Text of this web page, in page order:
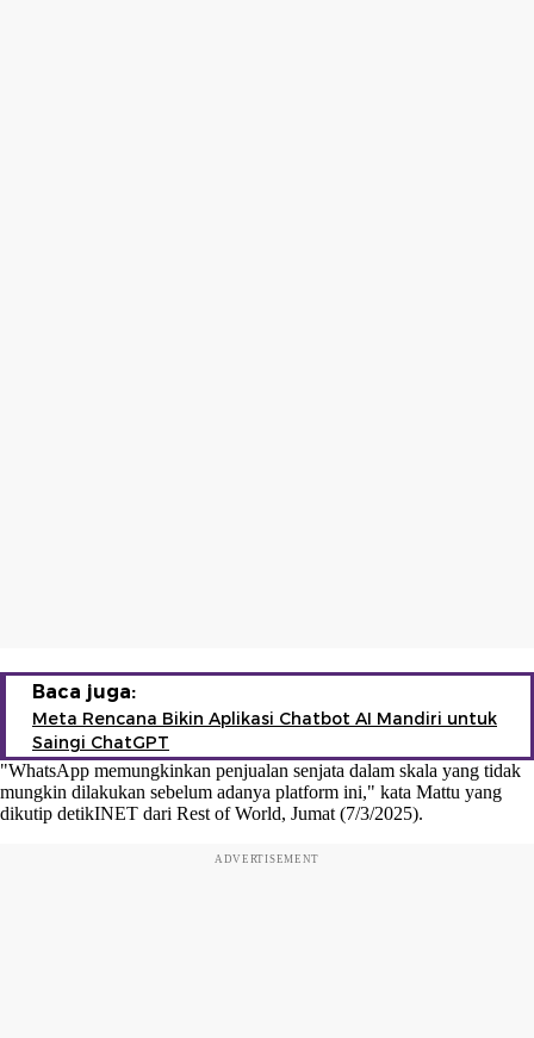
Baca juga:
Meta Rencana Bikin Aplikasi Chatbot AI Mandiri untuk
Saingi ChatGPT
"WhatsApp memungkinkan penjualan senjata dalam skala yang tidak
mungkin dilakukan sebelum adanya platform ini," kata Mattu yang
dikutip detikINET dari Rest of World, Jumat (7/3/2025).
ADVERTISEMENT